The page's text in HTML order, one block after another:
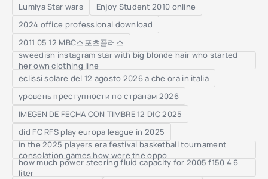
Lumiya Star wars
Enjoy Student 2010 online
2024 office professional download
2011 05 12 MBC스포츠플러스
sweedish instagram star with big blonde hair who started
her own clothing line
eclissi solare del 12 agosto 2026 a che ora in italia
уровень преступности по странам 2026
IMEGEN DE FECHA CON TIMBRE 12 DIC 2025
did FC RFS play europa league in 2025
in the 2025 players era festival basketball tournament
consolation games how were the oppo
how much power steering fluid capacity for 2005 f150 4 6
liter